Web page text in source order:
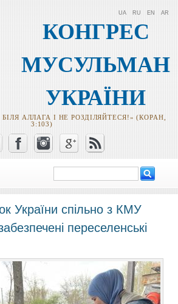
КОНГРЕС
МУСУЛЬМАН
УКРАЇНИ
АЛЛАГА І НЕ РОЗДІЛЯЙТЕСЯ!» (КОРАН,
3:103)
UA RU EN AR
Пошукова
форма
України спільно з КМУ
переселенські